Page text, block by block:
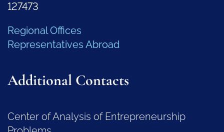
127473
Regional Offices
Representatives Abroad
Additional Contacts
Center of Analysis of Entrepreneurship